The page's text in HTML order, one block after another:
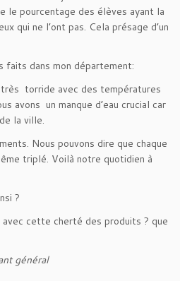
le pourcentage des élèves ayant la
qui ne l’ont pas. Cela présage d’un
faits dans mon département:
torride avec des températures
avons un manque d’eau crucial car
la ville.
Nous pouvons dire que chaque
triplé. Voilà notre quotidien à
?
cette cherté des produits ? que
général